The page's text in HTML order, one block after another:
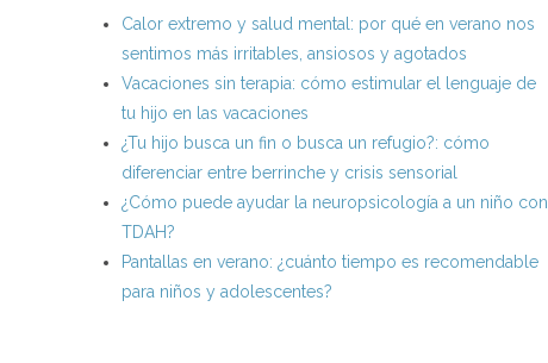
Calor extremo y salud mental: por qué en verano nos
sentimos más irritables, ansiosos y agotados
Vacaciones sin terapia: cómo estimular el lenguaje de
tu hijo en las vacaciones
¿Tu hijo busca un fin o busca un refugio?: cómo
diferenciar entre berrinche y crisis sensorial
¿Cómo puede ayudar la neuropsicología a un niño con
TDAH?
Pantallas en verano: ¿cuánto tiempo es recomendable
para niños y adolescentes?